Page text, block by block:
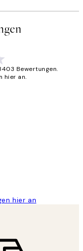
Bewertungen.
hier an.
hier an